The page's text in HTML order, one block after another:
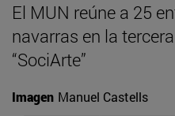
El MUN reúne a 25
navarras en la
“SociArte”
Imagen Manuel Castells